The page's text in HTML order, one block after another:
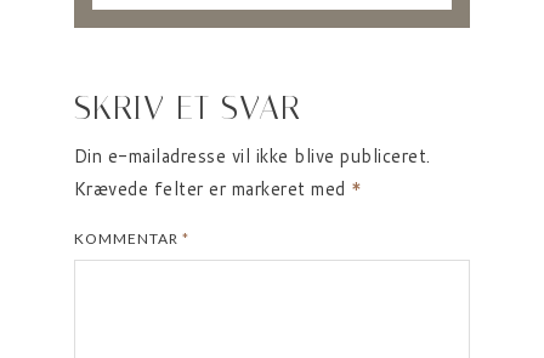
SKRIV ET SVAR
Din e-mailadresse vil ikke blive publiceret.
Krævede felter er markeret med *
KOMMENTAR *